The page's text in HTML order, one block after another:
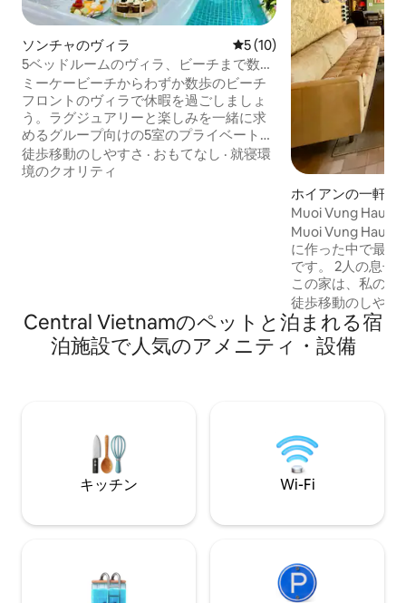
ソンチャのヴィラ レビュー10件、5つ星中5つ
5 (10)
5ベッドルームのヴィラ、ビーチまで数
歩、ミーケー、プール、サウナ、カラオ
ケ
ミーケービーチからわずか数歩のビーチ
フロントのヴィラで休暇を過ごしましょ
う。ラグジュアリーと楽しみを一緒に求
めるグループ向けの5室のプライベートベ
ッドルーム。 ビーチで1日過ごした後にく
つろぐためのプライベートプールとプレ
プ、チームのリトリートに最適です。今
すぐ予約しましょう！
徒歩移動のしやすさ · おもてなし · 就寝環
境のクオリティ
ホイアンの一軒家
Muoi Vung Haus |
選
Muoi Vung Haus
に作った中で最も
です。 2人の息子にちなんで名付けられた
この家は、私の人
す。 ファッションフォトグラファーとし
て、私は長年、写
を伝えてきました
物語を伝える別の方法
というだけでなく
アンを体験してい
徒歩移動のしやす
Central Vietnamのペットと泊まれる宿
泊施設で人気のアメニティ・設備
キッチン Wi-Fi